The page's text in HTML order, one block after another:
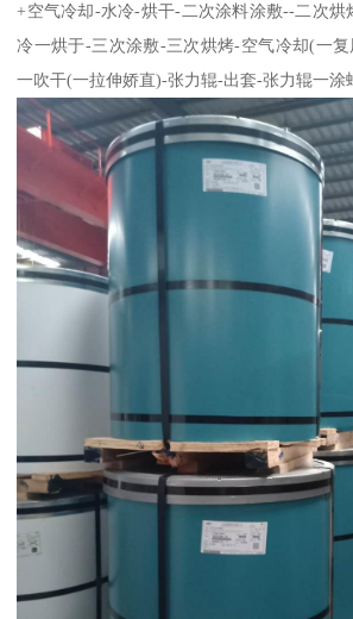
+空气冷却-水冷-烘干-二次涂料涂敷--二次烘
冷一烘于-三次涂敷-三次烘烤-空气冷却(一
一吹干(一拉伸娇直)-张力辊-出套-张力辊一涂